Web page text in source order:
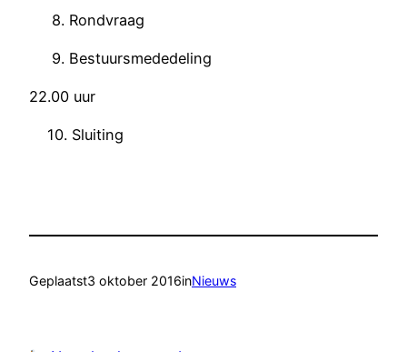
8. Rondvraag
9. Bestuursmededeling
22.00 uur
10. Sluiting
Geplaatst3 oktober 2016inNieuws